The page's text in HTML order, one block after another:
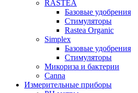
RASTEA
Базовые удобрения
Стимуляторы
Rastea Organic
Simplex
Базовые удобрения
Стимуляторы
Микориза и бактерии
Canna
Измерительные приборы